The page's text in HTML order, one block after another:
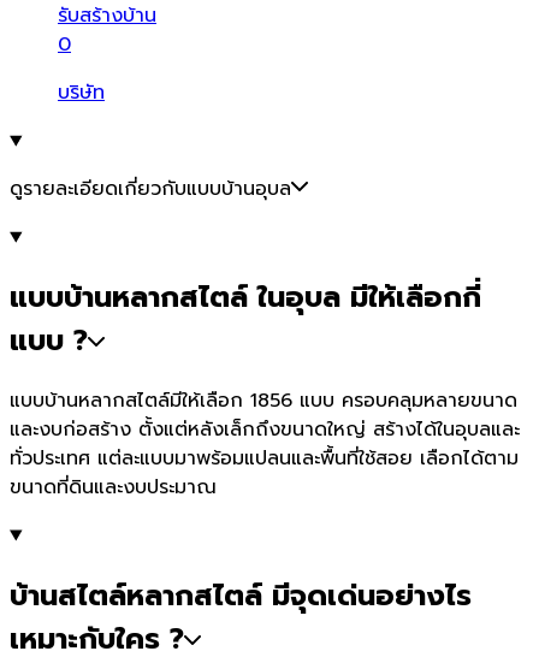
รับสร้างบ้าน
0
บริษัท
ดูรายละเอียดเกี่ยวกับแบบบ้านอุบล
แบบบ้านหลากสไตล์ ในอุบล มีให้เลือกกี่
แบบ ?
แบบบ้านหลากสไตล์มีให้เลือก 1856 แบบ ครอบคลุมหลายขนาด
และงบก่อสร้าง ตั้งแต่หลังเล็กถึงขนาดใหญ่ สร้างได้ในอุบลและ
ทั่วประเทศ แต่ละแบบมาพร้อมแปลนและพื้นที่ใช้สอย เลือกได้ตาม
ขนาดที่ดินและงบประมาณ
บ้านสไตล์หลากสไตล์ มีจุดเด่นอย่างไร
เหมาะกับใคร ?